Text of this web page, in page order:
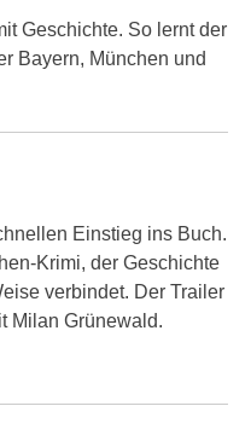
Geschichte. So lernt der
Bayern, München und
Einstieg ins Buch.
Krimi, der Geschichte
verbindet. Der Trailer
Milan Grünewald.